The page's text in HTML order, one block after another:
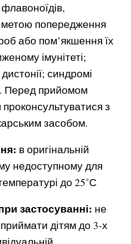
метою попередження
або пом’якшення їх
імунітеті;
синдромі
Перед прийомом
з
засобом.
в оригінальній
недоступному для
до 25˚С
застосуванні: не
дітям до 3-х